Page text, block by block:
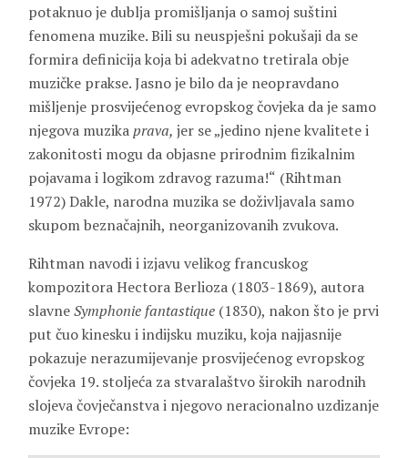
potaknuo je dublja promišljanja o samoj suštini
fenomena muzike. Bili su neuspješni pokušaji da se
formira definicija koja bi adekvatno tretirala obje
muzičke prakse. Jasno je bilo da je neopravdano
mišljenje prosvijećenog evropskog čovjeka da je samo
njegova muzikaprava, jer se „jedino njene kvalitete i
zakonitosti mogu da objasne prirodnim fizikalnim
pojavama i logikom zdravog razuma!“ (Rihtman
1972) Dakle, narodna muzika se doživljavala samo
skupom beznačajnih, neorganizovanih zvukova.
Rihtman navodi i izjavu velikog francuskog
kompozitora Hectora Berlioza (1803-1869), autora
slavneSymphonie fantastique (1830), nakon što je prvi
put čuo kinesku i indijsku muziku, koja najjasnije
pokazuje nerazumijevanje prosvijećenog evropskog
čovjeka 19. stoljeća za stvaralaštvo širokih narodnih
slojeva čovječanstva i njegovo neracionalno uzdizanje
muzike Evrope: